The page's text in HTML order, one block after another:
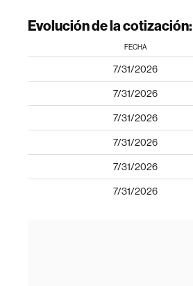
Evolución de la cotización:
FECHA
7/31/2026
7/31/2026
7/31/2026
7/31/2026
7/31/2026
7/31/2026